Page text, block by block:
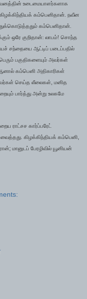
உடைமையாளர்களாக
கம்பெனிதான். நவீன
கம்பெனிதான்.
ஒரே குறிதான்: லாபம்! சொந்த
சந்தையை ஆட்டிப் படைப்பதில்
பகுதிகளையும் அவர்கள்
கம்பெனி அதிகாரிகள்
செய்த லீலைகள் மனித
பார்த்து அன்று உலகமே
ராட்சச கார்ப்பரேட்
கிழக்கிந்தியக் கம்பெனி
; மானுடப் பேரழிவில் யூனியன்